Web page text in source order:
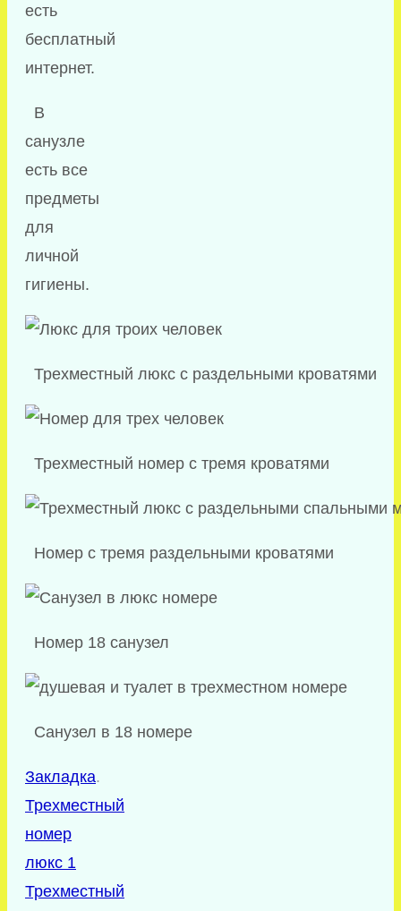
есть
бесплатный
интернет.
В
санузле
есть все
предметы
для
личной
гигиены.
Трехместный люкс с раздельными кроватями
Трехместный номер с тремя кроватями
Номер с тремя раздельными кроватями
Номер 18 санузел
Санузел в 18 номере
Закладка.
Трехместный
номер
люкс 1
Трехместный